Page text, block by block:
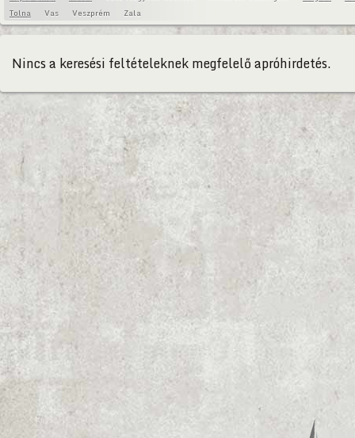
Tolna
Vas Veszprém Zala
Nincs a keresési feltételeknek megfelelő apróhirdetés.